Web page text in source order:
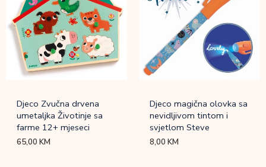
Djeco Zvučna drvena
umetaljka Životinje sa
farme 12+ mjeseci
65,00KM
Djeco magična olovka sa
nevidljivom tintom i
svjetlom Steve
8,00KM